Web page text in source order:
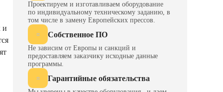
и
Проектируем и изготавливаем оборудование
по индивидуальному техническому заданию, в
том числе в замену Европейских прессов.
Собственное ПО
Не зависим от Европы и санкций и
предоставляем заказчику исходные данные
программы.
Гарантийные обязательства